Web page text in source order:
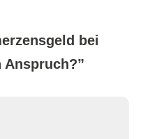
bei
Anspruch?”